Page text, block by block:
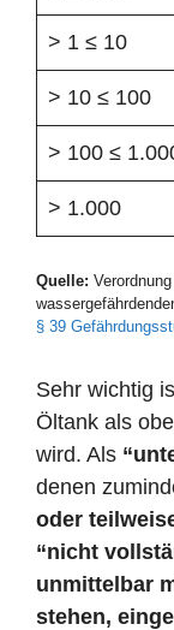
> 1 ≤ 10
> 10 ≤ 100
> 100 ≤
> 1.000
Quelle:
§ 39
Sehr wichtig
Öltank als
wird. Als
denen
oder
“nicht
unmittelbar
stehen,